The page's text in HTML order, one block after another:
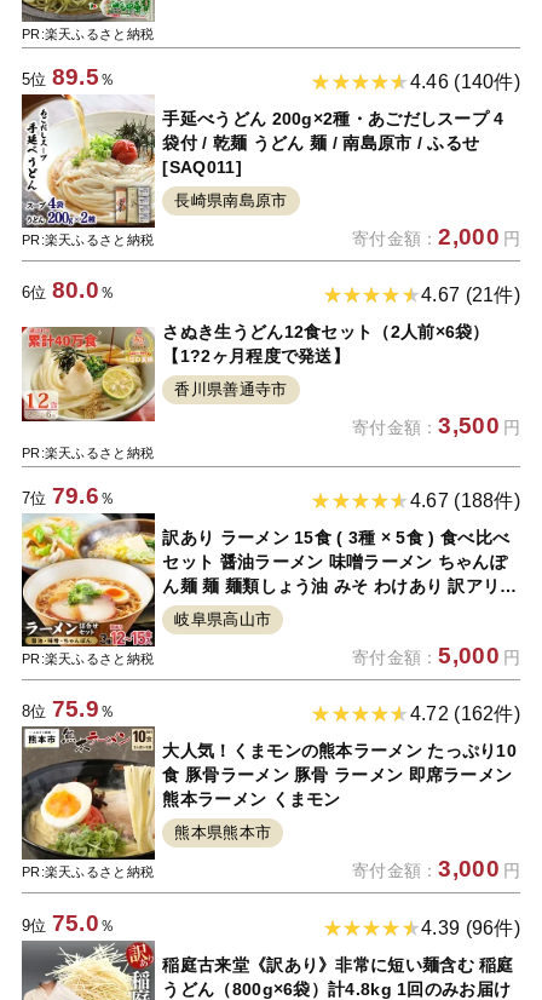
PR:楽天ふるさと納税
5位 89.5 ％
PR:楽天ふるさと納税
4.46 (140件)
手延べうどん 200g×2種・あごだしスープ 4
袋付 / 乾麺 うどん 麺 / 南島原市 / ふるせ
[SAQ011]
長崎県南島原市
寄付金額：2,000 円
6位 80.0 ％
PR:楽天ふるさと納税
4.67 (21件)
さぬき生うどん12食セット（2人前×6袋）
【1?2ヶ月程度で発送】
香川県善通寺市
寄付金額：3,500 円
7位 79.6 ％
PR:楽天ふるさと納税
4.67 (188件)
訳あり ラーメン 15食 ( 3種 × 5食 ) 食べ比べ
セット 醤油ラーメン 味噌ラーメン ちゃんぽ
ん麺 麺 麺類しょう油 みそ わけあり 訳アリ
人気 おすすめ 詰め合わせ 5000円 高山 岐阜
美味しい 高山ラーメン 細麺 ちぢれ麺 常温 茹
岐阜県高山市
寄付金額：5,000 円
8位 75.9 ％
PR:楽天ふるさと納税
4.72 (162件)
大人気！くまモンの熊本ラーメン たっぷり10
食 豚骨ラーメン 豚骨 ラーメン 即席ラーメン
熊本ラーメン くまモン
熊本県熊本市
寄付金額：3,000 円
9位 75.0 ％ 4.39 (96件)
稲庭古来堂《訳あり》非常に短い麺含む 稲庭
うどん（800g×6袋）計4.8kg 1回のみお届け